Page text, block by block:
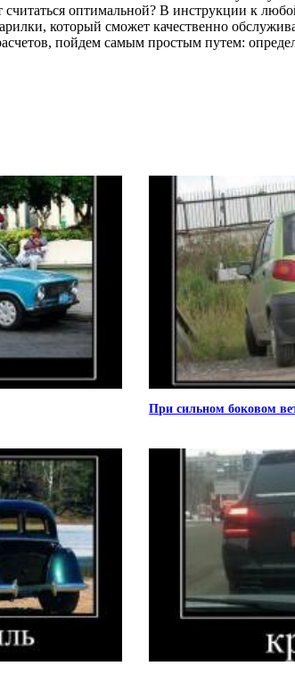
оптимальной? В инструкции к
который сможет качественно
пойдем самым простым путем:
При сильном боковом